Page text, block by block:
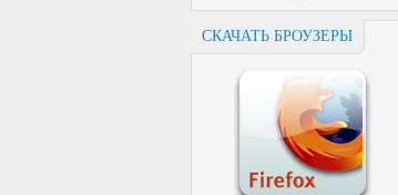
СКАЧАТЬ БРОУЗЕРЫ